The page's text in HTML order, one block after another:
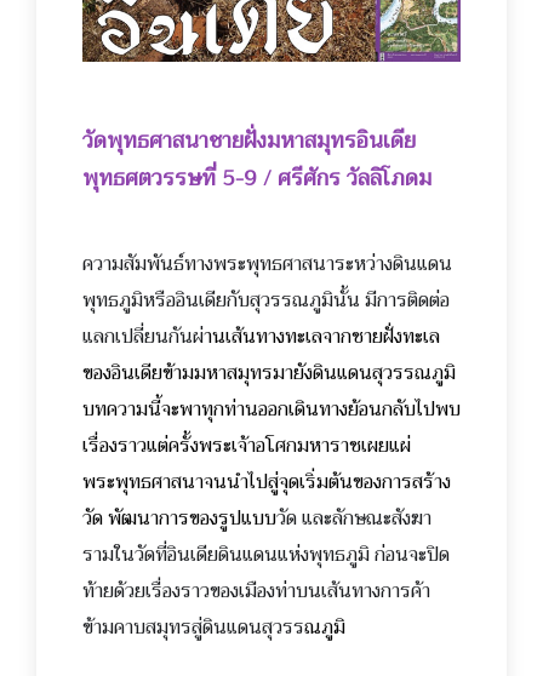
วัดพุทธศาสนาชายฝั่งมหาสมุทรอินเดีย
พุทธศตวรรษที่ 5-9 / ศรีศักร วัลลิโภดม
ความสัมพันธ์ทางพระพุทธศาสนาระหว่างดินแดน
พุทธภูมิหรืออินเดียกับสุวรรณภูมินั้นมีการติดต่อ
แลกเปลี่ยนกันผ่านเส้นทางทะเลจากชายฝั่งทะเล
ของอินเดียข้ามมหาสมุทรมายังดินแดนสุวรรณภูมิ
บทความนี้จะพาทุกท่านออกเดินทางย้อนกลับไปพบ
เรื่องราวแต่ครั้งพระเจ้าอโศกมหาราชเผยแผ่
พระพุทธศาสนาจนนำไปสู่จุดเริ่มต้นของการสร้าง
วัด พัฒนาการของรูปแบบวัด และลักษณะสังฆา
รามในวัดที่อินเดียดินแดนแห่งพุทธภูมิ ก่อนจะปิด
ท้ายด้วยเรื่องราวของเมืองท่าบนเส้นทางการค้า
ข้ามคาบสมุทรสู่ดินแดนสุวรรณภูมิ